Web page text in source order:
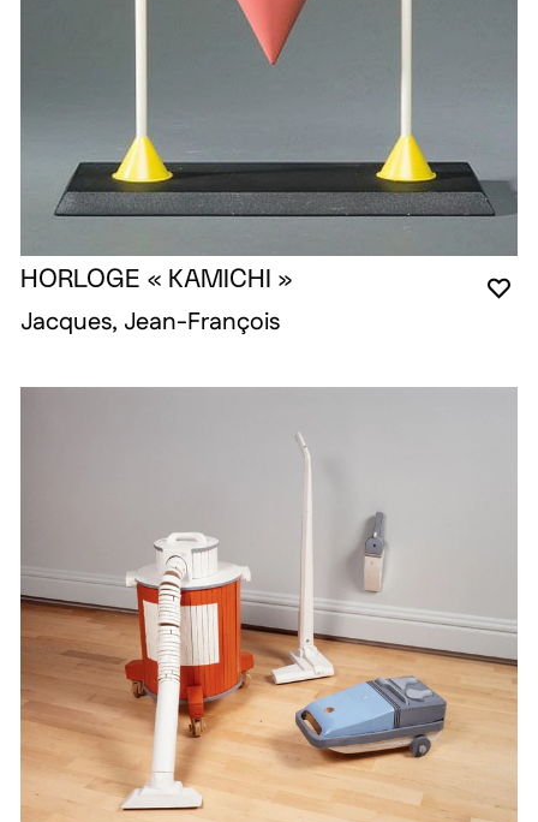
HORLOGE « KAMICHI »
Jacques, Jean-François